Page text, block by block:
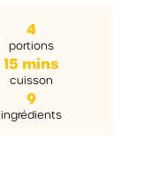
4
portions
15 mins
cuisson
9
ingrédients